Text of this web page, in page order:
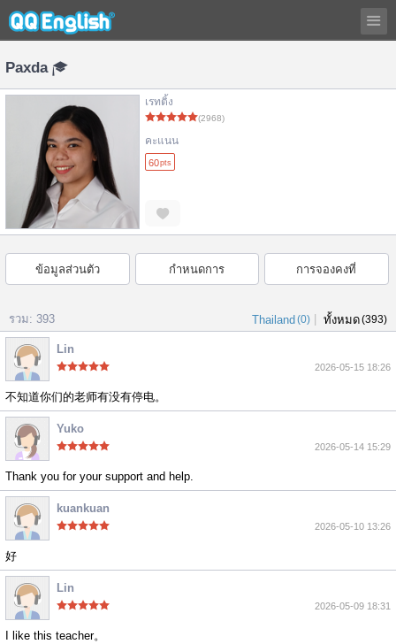
Paxda
เรทติ้ง
(2968)
คะแนน
60pts
ข้อมูลส่วนตัว กำหนดการ การจองคงที่
รวม: 393 Thailand (0) ทั้งหมด(393)
Lin
2026-05-15 18:26
不知道你们的老师有没有停电。
Yuko
2026-05-14 15:29
Thank you for your support and help.
kuankuan
2026-05-10 13:26
好
Lin
2026-05-09 18:31
I like this teacher。